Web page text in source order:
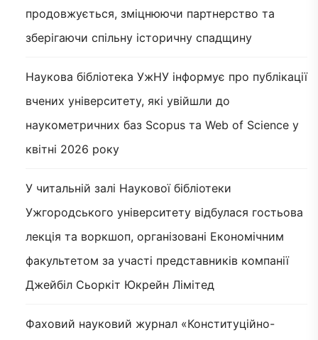
продовжується, зміцнюючи партнерство та
зберігаючи спільну історичну спадщину
Наукова бібліотека УжНУ інформує про публікації
вчених університету, які увійшли до
наукометричних баз Scopus та Web of Science у
квітні 2026 року
У читальній залі Наукової бібліотеки
Ужгородського університету відбулася гостьова
лекція та воркшоп, організовані Економічним
факультетом за участі представників компанії
Джейбіл Сьоркіт Юкрейн Лімітед
Фаховий науковий журнал «Конституційно-